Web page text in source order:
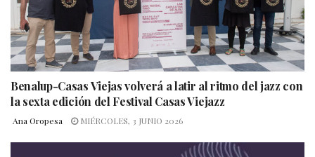
Benalup-Casas Viejas volverá a latir al ritmo del jazz con
la sexta edición del Festival Casas Viejazz
Ana Oropesa MIÉRCOLES, 3 JUNIO 2026